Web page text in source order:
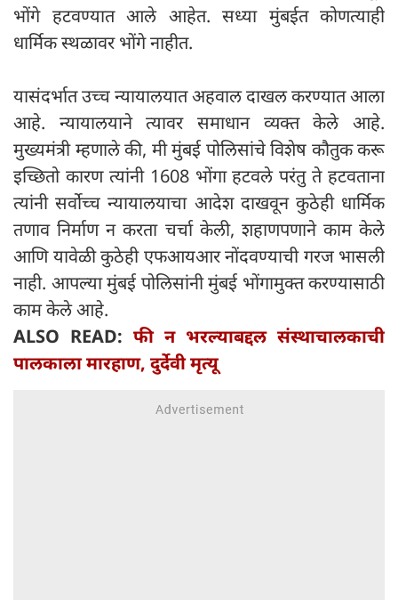
भोंगे हटवण्यात आले आहेत. सध्या मुंबईत कोणत्याही
धार्मिक स्थळावर भोंगे नाहीत.
यासंदर्भात उच्च न्यायालयात अहवाल दाखल करण्यात आला
आहे. न्यायालयाने त्यावर समाधान व्यक्त केले आहे.
मुख्यमंत्री म्हणाले की, मी मुंबई पोलिसांचे विशेष कौतुक करू
इच्छितो कारण त्यांनी 1608 भोंगा हटवले परंतु ते हटवताना
त्यांनी सर्वोच्च न्यायालयाचा आदेश दाखवून कुठेही धार्मिक
तणाव निर्माण न करता चर्चा केली, शहाणपणाने काम केले
आणि यावेळी कुठेही एफआयआर नोंदवण्याची गरज भासली
नाही. आपल्या मुंबई पोलिसांनी मुंबई भोंगामुक्त करण्यासाठी
काम केले आहे.
ALSO READ: फी न भरल्याबद्दल संस्थाचालकाची
पालकाला मारहाण, दुर्देवी मृत्यू